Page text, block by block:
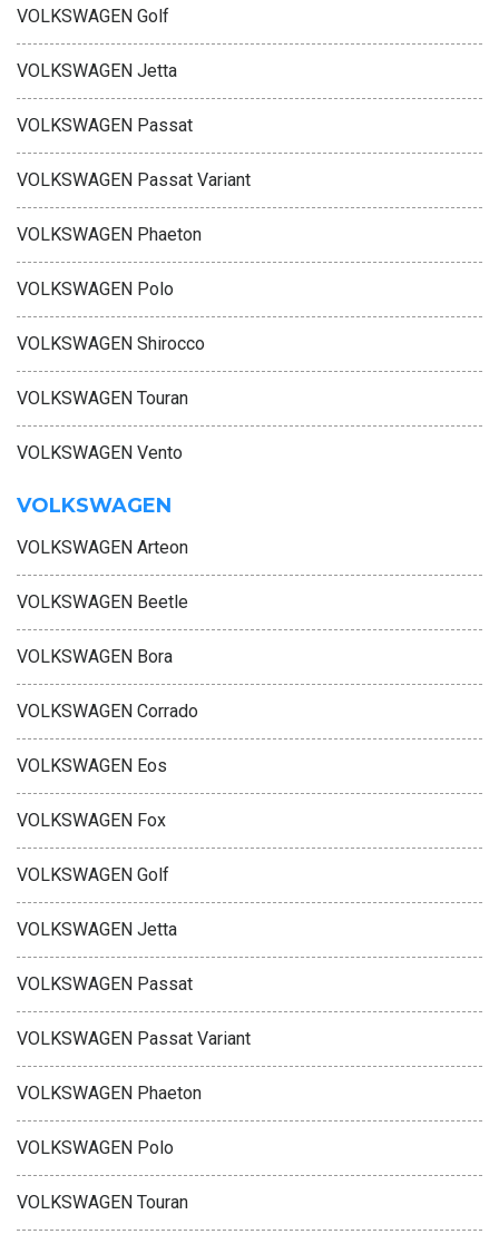
VOLKSWAGEN Golf
VOLKSWAGEN Jetta
VOLKSWAGEN Passat
VOLKSWAGEN Passat Variant
VOLKSWAGEN Phaeton
VOLKSWAGEN Polo
VOLKSWAGEN Shirocco
VOLKSWAGEN Touran
VOLKSWAGEN Vento
VOLKSWAGEN
VOLKSWAGEN Arteon
VOLKSWAGEN Beetle
VOLKSWAGEN Bora
VOLKSWAGEN Corrado
VOLKSWAGEN Eos
VOLKSWAGEN Fox
VOLKSWAGEN Golf
VOLKSWAGEN Jetta
VOLKSWAGEN Passat
VOLKSWAGEN Passat Variant
VOLKSWAGEN Phaeton
VOLKSWAGEN Polo
VOLKSWAGEN Touran